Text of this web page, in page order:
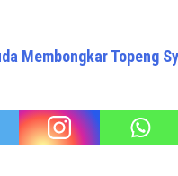
Membongkar Topeng